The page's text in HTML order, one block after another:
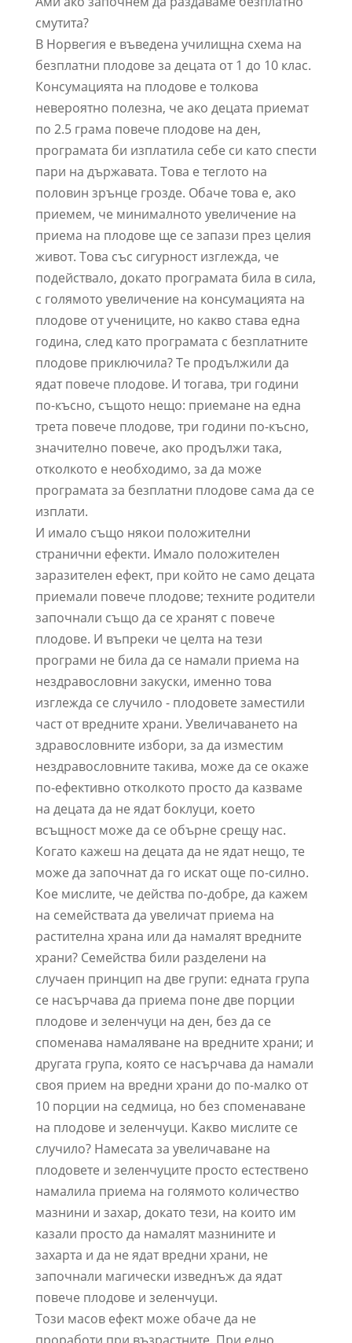
смутита?
В Норвегия е въведена училищна схема на
безплатни плодове за децата от 1 до 10 клас.
Консумацията на плодове е толкова
невероятно полезна, че ако децата приемат
по 2.5 грама повече плодове на ден,
програмата би изплатила себе си като спести
пари на държавата. Това е теглото на
половин зрънце грозде. Обаче това е, ако
приемем, че минималното увеличение на
приема на плодове ще се запази през целия
живот. Това със сигурност изглежда, че
подействало, докато програмата била в сила,
с голямото увеличение на консумацията на
плодове от учениците, но какво става една
година, след като програмата с безплатните
плодове приключила? Те продължили да
ядат повече плодове. И тогава, три години
по-късно, същото нещо: приемане на една
трета повече плодове, три години по-късно,
значително повече, ако продължи така,
отколкото е необходимо, за да може
програмата за безплатни плодове сама да се
изплати.
И имало също някои положителни
странични ефекти. Имало положителен
заразителен ефект, при който не само децата
приемали повече плодове; техните родители
започнали също да се хранят с повече
плодове. И въпреки че целта на тези
програми не била да се намали приема на
нездравословни закуски, именно това
изглежда се случило - плодовете заместили
част от вредните храни. Увеличаването на
здравословните избори, за да изместим
нездравословните такива, може да се окаже
по-ефективно отколкото просто да казваме
на децата да не ядат боклуци, което
всъщност може да се обърне срещу нас.
Когато кажеш на децата да не ядат нещо, те
може да започнат да го искат още по-силно.
Кое мислите, че действа по-добре, да кажем
на семействата да увеличат приема на
растителна храна или да намалят вредните
храни? Семейства били разделени на
случаен принцип на две групи: едната група
се насърчава да приема поне две порции
плодове и зеленчуци на ден, без да се
споменава намаляване на вредните храни; и
другата група, която се насърчава да намали
своя прием на вредни храни до по-малко от
10 порции на седмица, но без споменаване
на плодове и зеленчуци. Какво мислите се
случило? Намесата за увеличаване на
плодовете и зеленчуците просто естествено
намалила приема на голямото количество
мазнини и захар, докато тези, на които им
казали просто да намалят мазнините и
захарта и да не ядат вредни храни, не
започнали магически изведнъж да ядат
повече плодове и зеленчуци.
Този масов ефект може обаче да не